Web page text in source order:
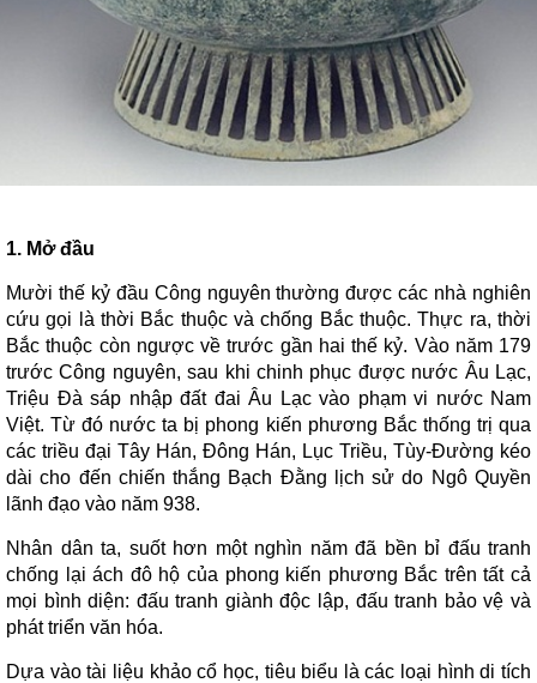
1. Mở đầu
Mười thế kỷ đầu Công nguyên thường được các nhà nghiên
cứu gọi là thời Bắc thuộc và chống Bắc thuộc. Thực ra, thời
Bắc thuộc còn ngược về trước gần hai thế kỷ. Vào năm 179
trước Công nguyên, sau khi chinh phục được nước Âu Lạc,
Triệu Đà sáp nhập đất đai Âu Lạc vào phạm vi nước Nam
Việt. Từ đó nước ta bị phong kiến phương Bắc thống trị qua
các triều đại Tây Hán, Đông Hán, Lục Triều, Tùy-Đường kéo
dài cho đến chiến thắng Bạch Đằng lịch sử do Ngô Quyền
lãnh đạo vào năm 938.
Nhân dân ta, suốt hơn một nghìn năm đã bền bỉ đấu tranh
chống lại ách đô hộ của phong kiến phương Bắc trên tất cả
mọi bình diện: đấu tranh giành độc lập, đấu tranh bảo vệ và
phát triển văn hóa.
Dựa vào tài liệu khảo cổ học, tiêu biểu là các loại hình di tích